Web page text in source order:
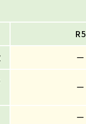
R5
ー
ー
ー